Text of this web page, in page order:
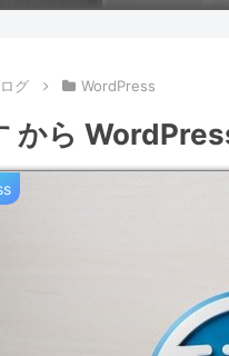
グ WordPress
から